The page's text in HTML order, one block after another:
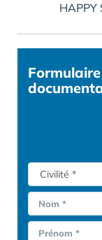
HAPPY
Formulaire
Nom *
Prénom *